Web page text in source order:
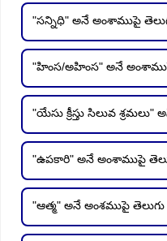
"సన్నిధి" అనే అంశాముపై
"హింస/అహింస" అనే
"యేసు క్రీస్తు సిలువ
"ఉపకారి" అనే అంశాముపై
"ఆత్మ" అనే అంశముపై